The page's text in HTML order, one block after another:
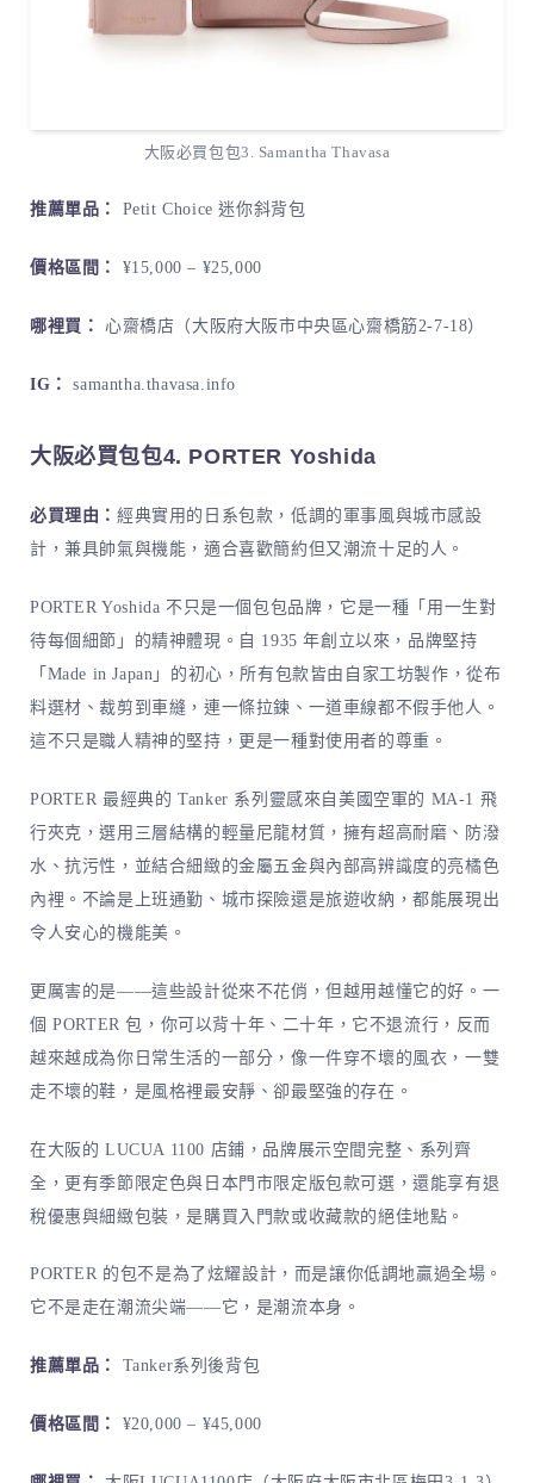
大阪必買包包3. Samantha Thavasa
推薦單品： Petit Choice 迷你斜背包
價格區間： ¥15,000 – ¥25,000
哪裡買： 心齋橋店（大阪府大阪市中央區心齋橋筋2-7-18）
IG： samantha.thavasa.info
大阪必買包包4. PORTER Yoshida
必買理由： 經典實用的日系包款，低調的軍事風與城市感設
計，兼具帥氣與機能，適合喜歡簡約但又潮流十足的人。
PORTER Yoshida 不只是一個包包品牌，它是一種「用一生對
待每個細節」的精神體現。自 1935 年創立以來，品牌堅持
「Made in Japan」的初心，所有包款皆由自家工坊製作，從布
料選材、裁剪到車縫，連一條拉鍊、一道車線都不假手他人。
這不只是職人精神的堅持，更是一種對使用者的尊重。
PORTER 最經典的 Tanker 系列靈感來自美國空軍的 MA-1 飛
行夾克，選用三層結構的輕量尼龍材質，擁有超高耐磨、防潑
水、抗污性，並結合細緻的金屬五金與內部高辨識度的亮橘色
內裡。不論是上班通勤、城市探險還是旅遊收納，都能展現出
令人安心的機能美。
更厲害的是——這些設計從來不花俏，但越用越懂它的好。一
個 PORTER 包，你可以背十年、二十年，它不退流行，反而
越來越成為你日常生活的一部分，像一件穿不壞的風衣，一雙
走不壞的鞋，是風格裡最安靜、卻最堅強的存在。
在大阪的 LUCUA 1100 店鋪，品牌展示空間完整、系列齊
全，更有季節限定色與日本門市限定版包款可選，還能享有退
稅優惠與細緻包裝，是購買入門款或收藏款的絕佳地點。
PORTER 的包不是為了炫耀設計，而是讓你低調地贏過全場。
它不是走在潮流尖端——它，是潮流本身。
推薦單品： Tanker系列後背包
價格區間： ¥20,000 – ¥45,000